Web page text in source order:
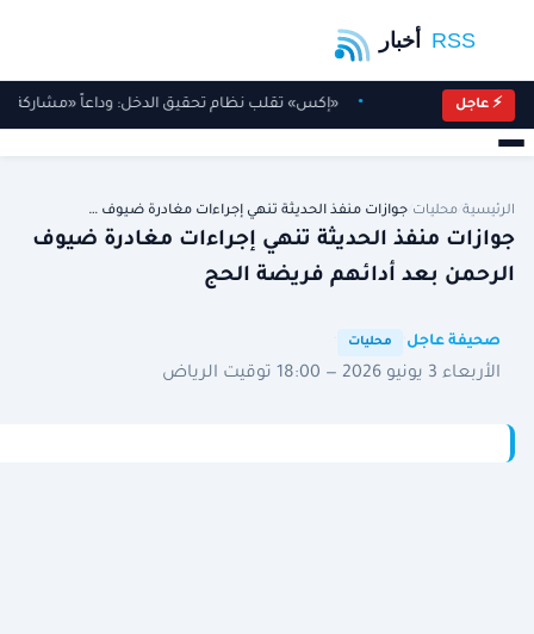
⚡ عاجل «إكس» تقلب نظام تحقيق الدخل: وداعاً «مشاركة
الرئيسية محليات جوازات منفذ الحديثة تنهي إجراءات مغادرة ضيوف …
جوازات منفذ الحديثة تنهي إجراءات مغادرة ضيوف
الرحمن بعد أدائهم فريضة الحج
صحيفة عاجل محليات
الأربعاء 3 يونيو 2026 — 18:00 توقيت الرياض